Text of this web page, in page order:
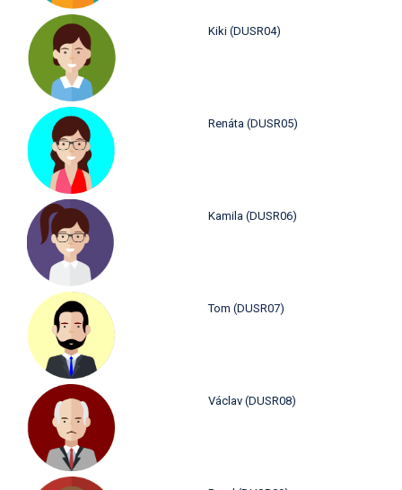
Kiki (DUSR04)
Renáta (DUSR05)
Kamila (DUSR06)
Tom (DUSR07)
Václav (DUSR08)